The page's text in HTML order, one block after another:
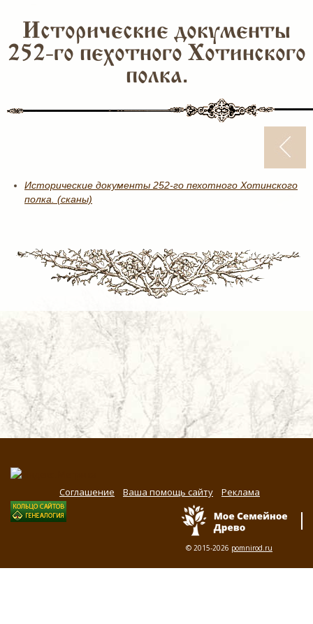
Исторические документы
252-го пехотного Хотинского
полка.
Исторические документы 252-го пехотного Хотинского
полка. (сканы)
Соглашение Ваша помощь сайту Реклама
© 2015-2026 pomnirod.ru